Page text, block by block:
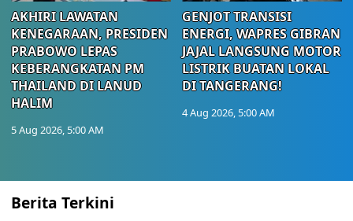
AKHIRI LAWATAN
KENEGARAAN, PRESIDEN
PRABOWO LEPAS
KEBERANGKATAN PM
THAILAND DI LANUD
HALIM
5 Aug 2026, 5:00 AM
GENJOT TRANSISI
ENERGI, WAPRES GIBRAN
JAJAL LANGSUNG MOTOR
LISTRIK BUATAN LOKAL
DI TANGERANG!
4 Aug 2026, 5:00 AM
Berita Terkini